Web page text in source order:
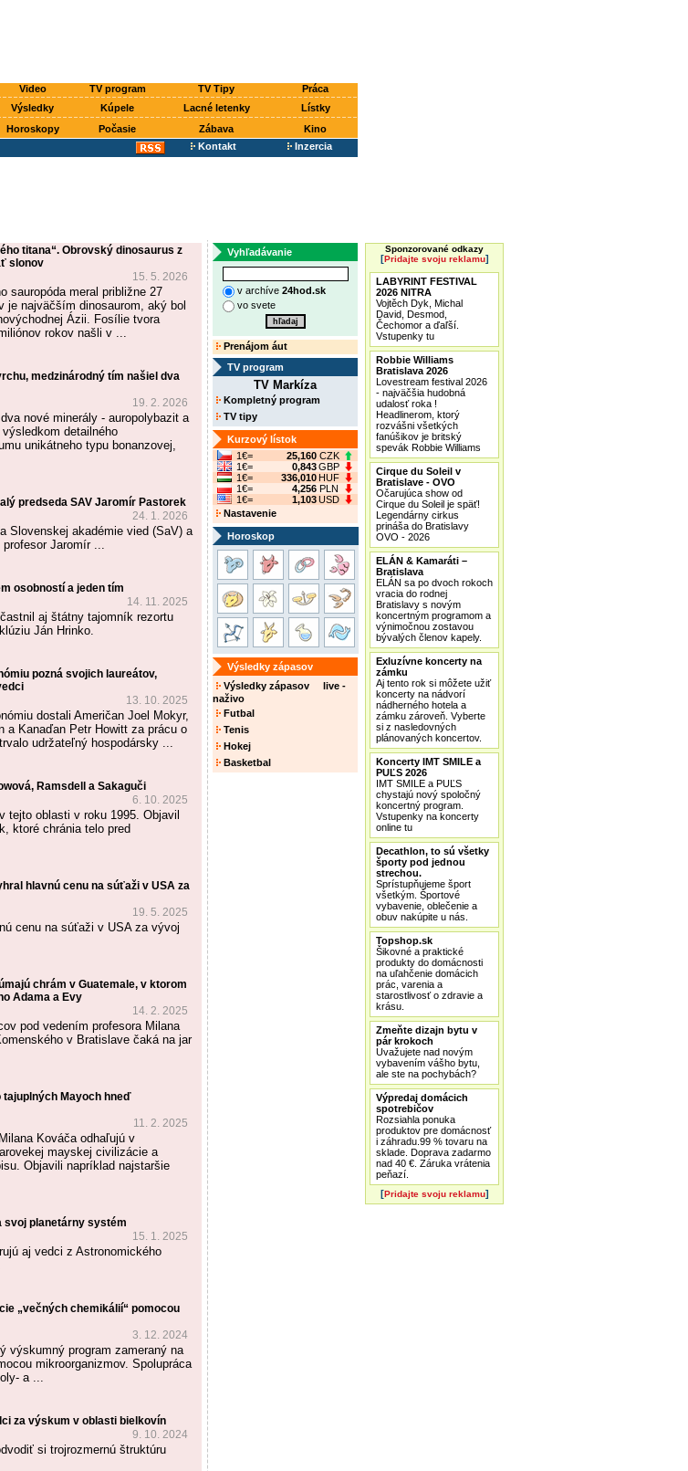
Video TV program TV Tipy
Práca
Výsledky Kúpele Lacné letenky
Lístky
Horoskopy Počasie Zábava
Kino
Kontakt Inzercia
titana“. Obrovský dinosaurus z
slonov
15. 5. 2026
sauropóda meral približne 27
je najväčším dinosaurom, aký bol
Ázii. Fosílie tvora
rokov našli v ...
medzinárodný tím našiel dva
19. 2. 2026
nové minerály - auropolybazit a
detailného
unikátneho typu bonanzovej,
predseda SAV Jaromír Pastorek
24. 1. 2026
Slovenskej akadémie vied (SaV) a
Jaromír ...
osobností a jeden tím
14. 11. 2025
aj štátny tajomník rezortu
Ján Hrinko.
pozná svojich laureátov,
13. 10. 2025
dostali Američan Joel Mokyr,
a Kanaďan Petr Howitt za prácu o
udržateľný hospodársky ...
Ramsdell a Sakaguči
6. 10. 2025
oblasti v roku 1995. Objavil
ktoré chránia telo pred
hlavnú cenu na súťaži v USA za
19. 5. 2025
cenu na súťaži v USA za vývoj
chrám v Guatemale, v ktorom
Adama a Evy
14. 2. 2025
pod vedením profesora Milana
v Bratislave čaká na jar
Mayoch hneď
11. 2. 2025
Kováča odhaľujú v
mayskej civilizácie a
Objavili napríklad najstaršie
svoj planetárny systém
15. 1. 2025
aj vedci z Astronomického
„večných chemikálií“ pomocou
3. 12. 2024
výskumný program zameraný na
mikroorganizmov. Spolupráca
a ...
za výskum v oblasti bielkovín
9. 10. 2024
si trojrozmernú štruktúru
Vyhľadávanie
v archíve 24hod.sk
vo svete
Prenájom áut
TV program
TV Markíza
Kompletný program
TV tipy
Kurzový lístok
1€=
25,160 CZK
1€=
0,843GBP
1€=
336,010HUF
1€=
4,256 PLN
1€=
1,103USD
Nastavenie
Horoskop
Výsledky zápasov
Výsledky zápasov live -
naživo
Futbal
Tenis
Hokej
Basketbal
Sponzorované odkazy
[Pridajte svoju reklamu]
LABYRINT FESTIVAL
2026 NITRA
Vojtěch Dyk, Michal
David, Desmod,
Čechomor a ďaľší.
Vstupenky tu
Robbie Williams
Bratislava 2026
Lovestream festival 2026
- najväčšia hudobná
udalosť roka !
Headlinerom, ktorý
rozvášni všetkých
fanúšikov je britský
spevák Robbie Williams
Cirque du Soleil v
Bratislave - OVO
Očarujúca show od
Cirque du Soleil je späť!
Legendárny cirkus
prináša do Bratislavy
OVO - 2026
ELÁN & Kamaráti –
Bratislava
ELÁN sa po dvoch rokoch
vracia do rodnej
Bratislavy s novým
koncertným programom a
výnimočnou zostavou
bývalých členov kapely.
Exluzívne koncerty na
zámku
Aj tento rok si môžete užiť
koncerty na nádvorí
nádherného hotela a
zámku zároveň. Vyberte
si z nasledovných
plánovaných koncertov.
Koncerty IMT SMILE a
PUĽS 2026
IMT SMILE a PUĽS
chystajú nový spoločný
koncertný program.
Vstupenky na koncerty
online tu
Decathlon, to sú všetky
športy pod jednou
strechou.
Sprístupňujeme šport
všetkým. Športové
vybavenie, oblečenie a
obuv nakúpite u nás.
Topshop.sk
Šikovné a praktické
produkty do domácnosti
na uľahčenie domácich
prác, varenia a
starostlivosť o zdravie a
krásu.
Zmeňte dizajn bytu v
pár krokoch
Uvažujete nad novým
vybavením vášho bytu,
ale ste na pochybách?
Výpredaj domácich
spotrebičov
Rozsiahla ponuka
produktov pre domácnosť
i záhradu.99 % tovaru na
sklade. Doprava zadarmo
nad 40 €. Záruka vrátenia
peňazí.
[Pridajte svoju reklamu]